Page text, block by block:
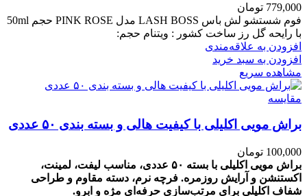
779,000 تومان
فوم شستشو لش باس LASH BOSS مدل PINK ROSE حجم 50ml
با رایحه گل رز ساخت کشور : ویتنام حجم:
افزودن به علاقه‌مندی
افزودن به سبد خرید
مشاهده سریع
مقایسه
براش مویی اکلیلی با کیفیت هالی و بسته بندی ۵۰ عددی
100,000 تومان
براش مویی اکلیلی با بسته ۵۰ عددی، مناسب لیفت، لمینت،
اکستنشن و آرایش روزمره. فرچه نرم، دسته مقاوم و طراحی
شفاف اکلیلی برای مرتب‌سازی حرفه‌ای مژه و ابرو.